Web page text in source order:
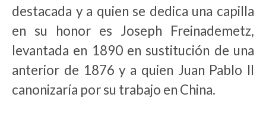
destacada y a quien se dedica una capilla
en su honor es Joseph Freinademetz,
levantada en 1890 en sustitución de una
anterior de 1876 y a quien Juan Pablo II
canonizaría por su trabajo en China.